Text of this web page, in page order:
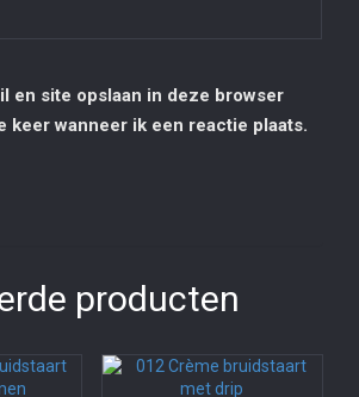
en site opslaan in deze browser
keer wanneer ik een reactie plaats.
producten